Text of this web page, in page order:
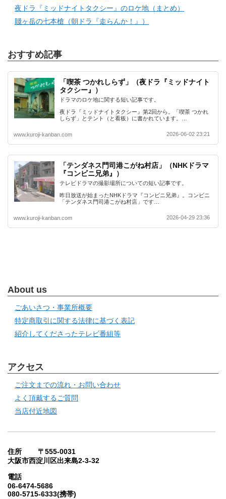
夜ドラ『ミッドナイトタクシー』のロケ地（まとめ）
賤ヶ岳の七本槍（朝ドラ『走らんか！』）
おすすめ記事
「喫茶 つかれしらず」（夜ドラ『ミッドナイト
タクシー』）
ドラマのロケ地に関する短い記事です。
夜ドラ『ミッドナイトタクシー』第2回から。「喫茶 つかれ
しらず」とテント（と看板）に書かれています。…
www.kuroji-kanban.com 2026-06-02 23:21
「テンダネス門司港こがね村店」（NHKドラマ
『コンビニ兄弟』）
テレビドラマの撮影場所についての短い記事です。
昨日放送が始まったNHKドラマ『コンビニ兄弟』。コンビニ
「テンダネス門司港こがね村店」です…
www.kuroji-kanban.com 2026-04-29 23:36
About us
ごあいさつ・事業所概要
特定商取引に関する法律に基づく表記
紹介してくださったテレビ番組等
アクセス
ご注文までの流れ・お問い合わせ
よく頂戴するご質問
当店付近地図
住所 〒555-0031
大阪市西淀川区出来島2-3-32
電話
06-6474-5686
080-5715-6333(携帯)